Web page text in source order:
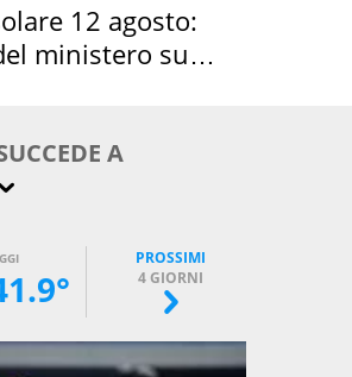
12 agosto:
ministero su